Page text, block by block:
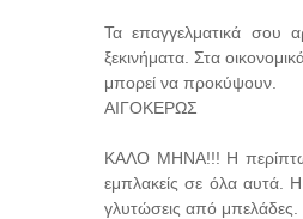
Τα επαγγελματικά σου
ξεκινήματα. Στα
μπορεί να προκύψουν.
ΑΙΓΟΚΕΡΩΣ
ΚΑΛΟ ΜΗΝΑ!!! Η
εμπλακείς σε όλα αυτά.
γλυτώσεις από μπελάδες.